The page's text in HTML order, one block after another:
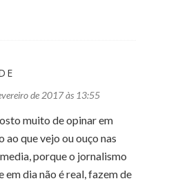
de 2017 às 13:55
muito de opinar em
ao que vejo ou ouço nas
porque o jornalismo
em dia não é real, fazem de